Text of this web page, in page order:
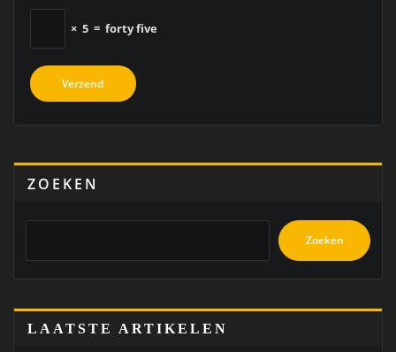
× 5 = forty five
ZOEKEN
Zoeken
LAATSTE ARTIKELEN